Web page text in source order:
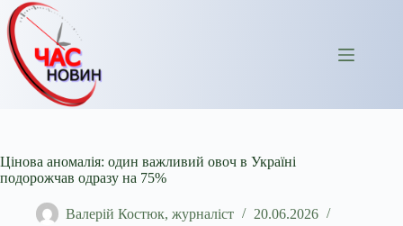
Перейти
до
вмісту
Цінова аномалія: один важливий овоч в Україні
подорожчав одразу на 75%
Валерій Костюк, журналіст
20.06.2026